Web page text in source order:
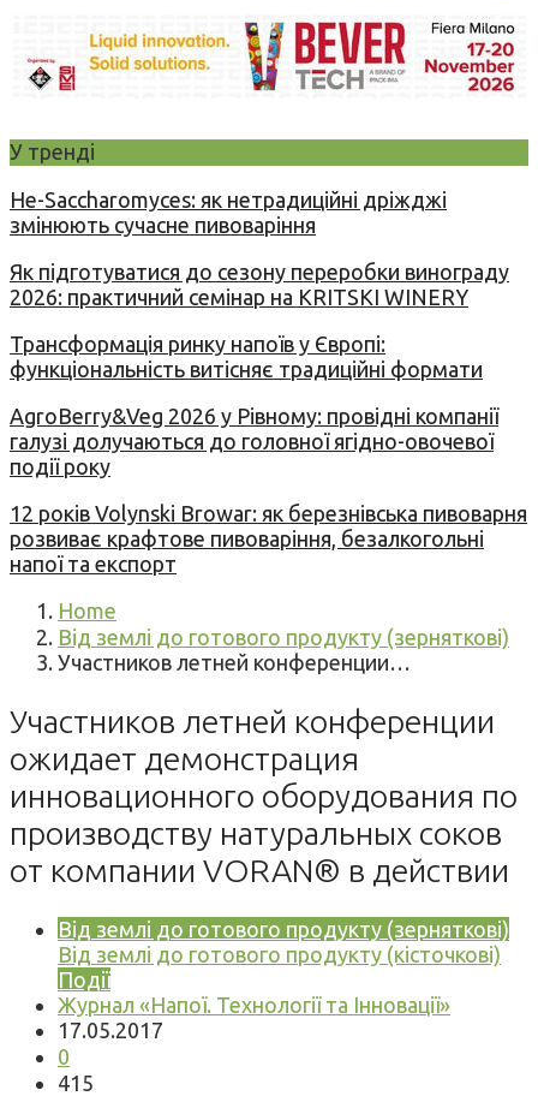
У тренді
Не-Saccharomyces: як нетрадиційні дріжджі
змінюють сучасне пивоваріння
Як підготуватися до сезону переробки винограду
2026: практичний семінар на KRITSKI WINERY
Трансформація ринку напоїв у Європі:
функціональність витісняє традиційні формати
AgroBerry&Veg 2026 у Рівному: провідні компанії
галузі долучаються до головної ягідно-овочевої
події року
12 років Volynski Browar: як березнівська пивоварня
розвиває крафтове пивоваріння, безалкогольні
напої та експорт
Home
Від землі до готового продукту (зерняткові)
Участников летней конференции…
Участников летней конференции
ожидает демонстрация
инновационного оборудования по
производству натуральных соков
от компании VORAN® в действии
Від землі до готового продукту (зерняткові)
Від землі до готового продукту (кісточкові)
Події
Журнал «Напої. Технології та Інновації»
17.05.2017
0
415